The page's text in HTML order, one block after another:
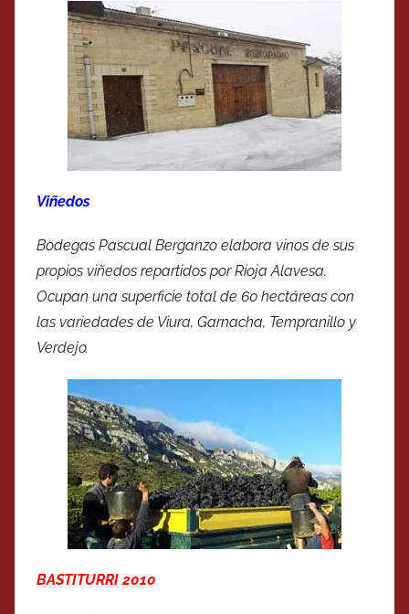
Viñedos
Bodegas Pascual Berganzo elabora vinos de sus
propios viñedos repartidos por Rioja Alavesa.
Ocupan una superficie total de 60 hectáreas con
las variedades de Viura, Garnacha, Tempranillo y
Verdejo.
BASTITURRI 2010